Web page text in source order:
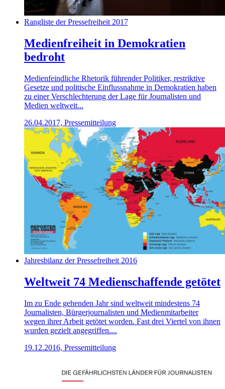
Rangliste der Pressefreiheit 2017
Medienfreiheit in Demokratien
bedroht
Medienfeindliche Rhetorik führender Politiker, restriktive
Gesetze und politische Einflussnahme in Demokratien haben
zu einer Verschlechterung der Lage für Journalisten und
Medien weltweit...
26.04.2017, Pressemitteilung
Jahresbilanz der Pressefreiheit 2016
Weltweit 74 Medienschaffende getötet
Im zu Ende gehenden Jahr sind weltweit mindestens 74
Journalisten, Bürgerjournalisten und Medienmitarbeiter
wegen ihrer Arbeit getötet worden. Fast drei Viertel von ihnen
wurden gezielt angegriffen....
19.12.2016, Pressemitteilung